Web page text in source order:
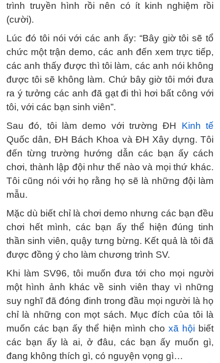
trình truyền hình rồi nên có ít kinh nghiệm rồi
(cười).
Lúc đó tôi nói với các anh ấy: “Bây giờ tôi sẽ tổ
chức một trận demo, các anh đến xem trực tiếp,
các anh thấy được thì tôi làm, các anh nói không
được tôi sẽ không làm. Chứ bây giờ tôi mới đưa
ra ý tưởng các anh đã gạt đi thì hơi bất công với
tôi, với các bạn sinh viên”.
Sau đó, tôi làm demo với trường ĐH Kinh tế
Quốc dân, ĐH Bách Khoa và ĐH Xây dựng. Tôi
đến từng trường hướng dẫn các bạn ấy cách
chơi, thành lập đội như thế nào và mọi thứ khác.
Tôi cũng nói với họ rằng họ sẽ là những đội làm
mẫu.
Mặc dù biết chỉ là chơi demo nhưng các bạn đều
chơi hết mình, các bạn ấy thể hiện đúng tinh
thần sinh viên, quậy tưng bừng. Kết quả là tôi đã
được đồng ý cho làm chương trình SV.
Khi làm SV96, tôi muốn đưa tới cho mọi người
một hình ảnh khác về sinh viên thay vì những
suy nghĩ đã đóng đinh trong đầu mọi người là họ
chỉ là những con mọt sách. Mục đích của tôi là
muốn các bạn ấy thể hiện mình cho xã hội biết
các bạn ấy là ai, ở đâu, các bạn ấy muốn gì,
đang không thích gì, có nguyện vọng gì…